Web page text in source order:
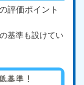
評価ポイント
基準も設けてい